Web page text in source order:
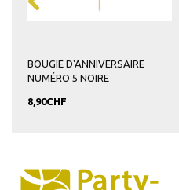
BOUGIE D'ANNIVERSAIRE
NUMÉRO 5 NOIRE
8,90CHF